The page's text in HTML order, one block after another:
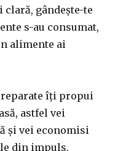
clară, gândește-te
s-au consumat,
alimente ai
îți propui
astfel vei
și vei economisi
din impuls.